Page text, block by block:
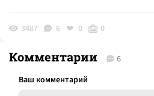
3487 6 0 0
Комментарии 6